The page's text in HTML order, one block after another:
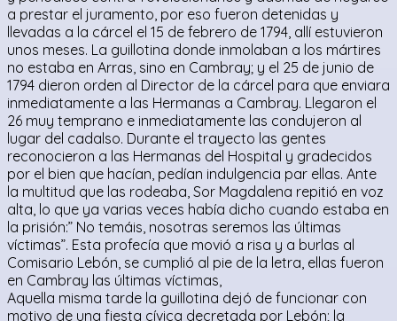
a prestar el juramento, por eso fueron detenidas y
llevadas a la cárcel el 15 de febrero de 1794, allí estuvieron
unos meses. La guillotina donde inmolaban a los mártires
no estaba en Arras, sino en Cambray; y el 25 de junio de
1794 dieron orden al Director de la cárcel para que enviara
inmediatamente a las Hermanas a Cambray. Llegaron el
26 muy temprano e inmediatamente las condujeron al
lugar del cadalso. Durante el trayecto las gentes
reconocieron a las Hermanas del Hospital y gradecidos
por el bien que hacían, pedían indulgencia par ellas. Ante
la multitud que las rodeaba, Sor Magdalena repitió en voz
alta, lo que ya varias veces había dicho cuando estaba en
la prisión:” No temáis, nosotras seremos las últimas
víctimas”. Esta profecía que movió a risa y a burlas al
Comisario Lebón, se cumplió al pie de la letra, ellas fueron
en Cambray las últimas víctimas,
Aquella misma tarde la guillotina dejó de funcionar con
motivo de una fiesta cívica decretada por Lebón; la